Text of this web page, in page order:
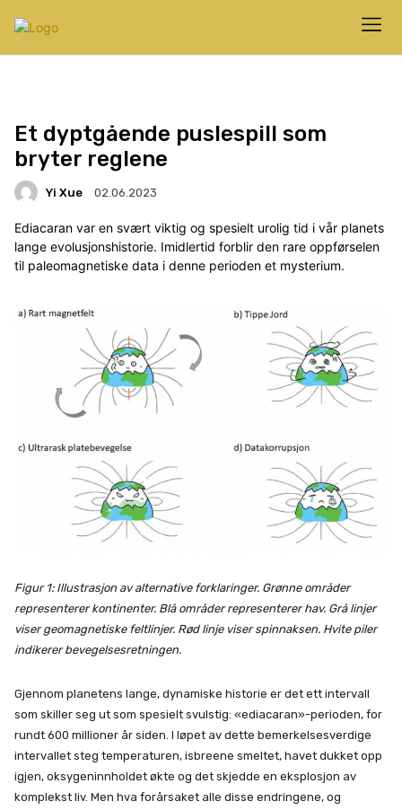
Et dyptgående puslespill som
bryter reglene
Yi Xue 02.06.2023
Ediacaran var en svært viktig og spesielt urolig tid i vår planets
lange evolusjonshistorie. Imidlertid forblir den rare oppførselen
til paleomagnetiske data i denne perioden et mysterium.
Figur 1: Illustrasjon av alternative forklaringer. Grønne områder
representerer kontinenter. Blå områder representerer hav. Grå linjer
viser geomagnetiske feltlinjer. Rød linje viser spinnaksen. Hvite piler
indikerer bevegelsesretningen.
Gjennom planetens lange, dynamiske historie er det ett intervall
som skiller seg ut som spesielt svulstig: «ediacaran»-perioden, for
rundt 600 millioner år siden. I løpet av dette bemerkelsesverdige
intervallet steg temperaturen, isbreene smeltet, havet dukket opp
igjen, oksygeninnholdet økte og det skjedde en eksplosjon av
komplekst liv. Men hva forårsaket alle disse endringene, og